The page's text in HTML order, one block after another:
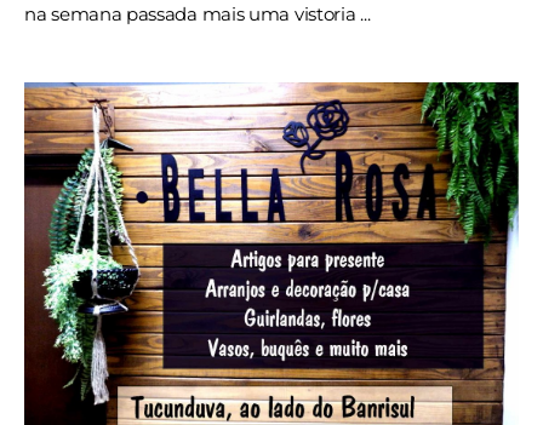
na semana passada mais uma vistoria ...